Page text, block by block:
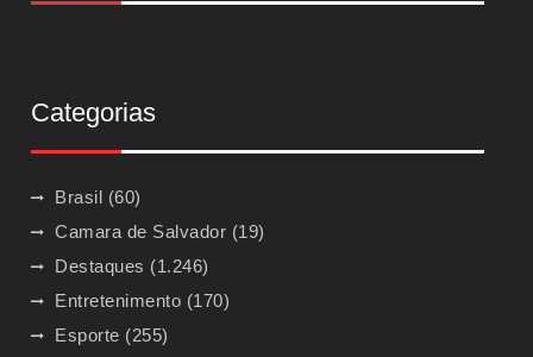
Categorias
Brasil (60)
Camara de Salvador (19)
Destaques (1.246)
Entretenimento (170)
Esporte (255)